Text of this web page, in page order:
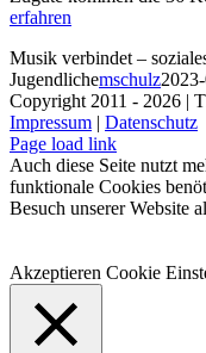
erfahren
Musik verbindet –
Jugendlichemschulz
Copyright 2011 - 2026 |
Impressum | Datenschutz
Facebook
Instagram
WhatsApp
YouTube
E-
Mail
Telefon
Page load link
Auch diese Seite nutzt
funktionale Cookies
Besuch unserer Website
Akzeptieren Cookie